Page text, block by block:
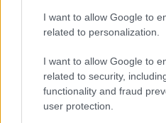
I want to allow Google to
related to personalization.
I want to allow Google to
related to security,
functionality and fraud
user protection.
Α1 ΑΝΔΡΩΝ
31/07/2026
3 μεταγραφές – οι νέοι
στο Ρέθυμνο
Σε ένα μπαράζ ανακοινώσεων